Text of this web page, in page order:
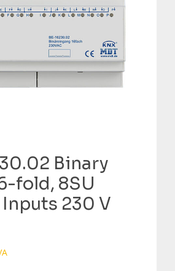
Binary
fold, 8SU
Inputs 230 V